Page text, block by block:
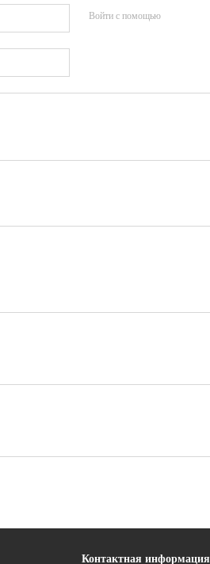
Войти с помощью
Контактная информация